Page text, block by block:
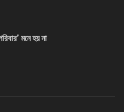
মনে হয় না